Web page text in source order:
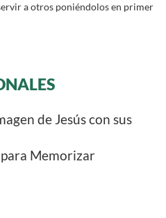
a otros poniéndolos en primer
de Jesús con sus
Memorizar